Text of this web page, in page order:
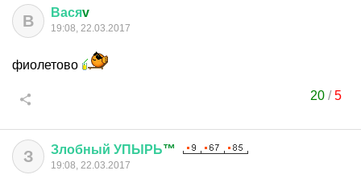
В Васяv
19:08, 22.03.2017
фиолетово
20 /5
З Злобный УПЫРЬ™
19:08, 22.03.2017